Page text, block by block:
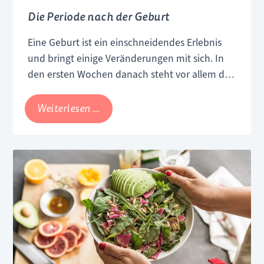
die beliebtesten Workouts für Mama & Baby
Die Periode nach der Geburt
Eine Geburt ist ein einschneidendes Erlebnis
und bringt einige Veränderungen mit sich. In
den ersten Wochen danach steht vor allem das
frischgebackenen Eltern. Doch auch der Körper
der Mutter braucht viel Aufmerksamkeit und
Weiterlesen … Die
Periode
der
Geburt